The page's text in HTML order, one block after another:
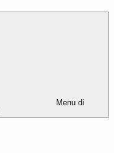
Menu di